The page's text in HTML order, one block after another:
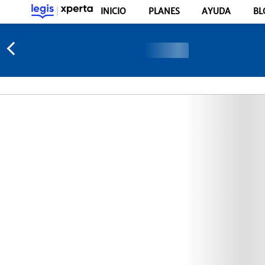
INICIO PLANES AYUDA